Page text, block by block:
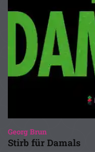
Georg Brun
Stirb für Damals